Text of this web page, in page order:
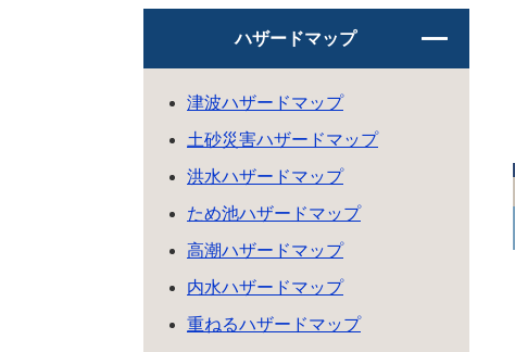
ハザードマップ
津波ハザードマップ
土砂災害ハザードマップ
洪水ハザードマップ
ため池ハザードマップ
高潮ハザードマップ
内水ハザードマップ
重ねるハザードマップ